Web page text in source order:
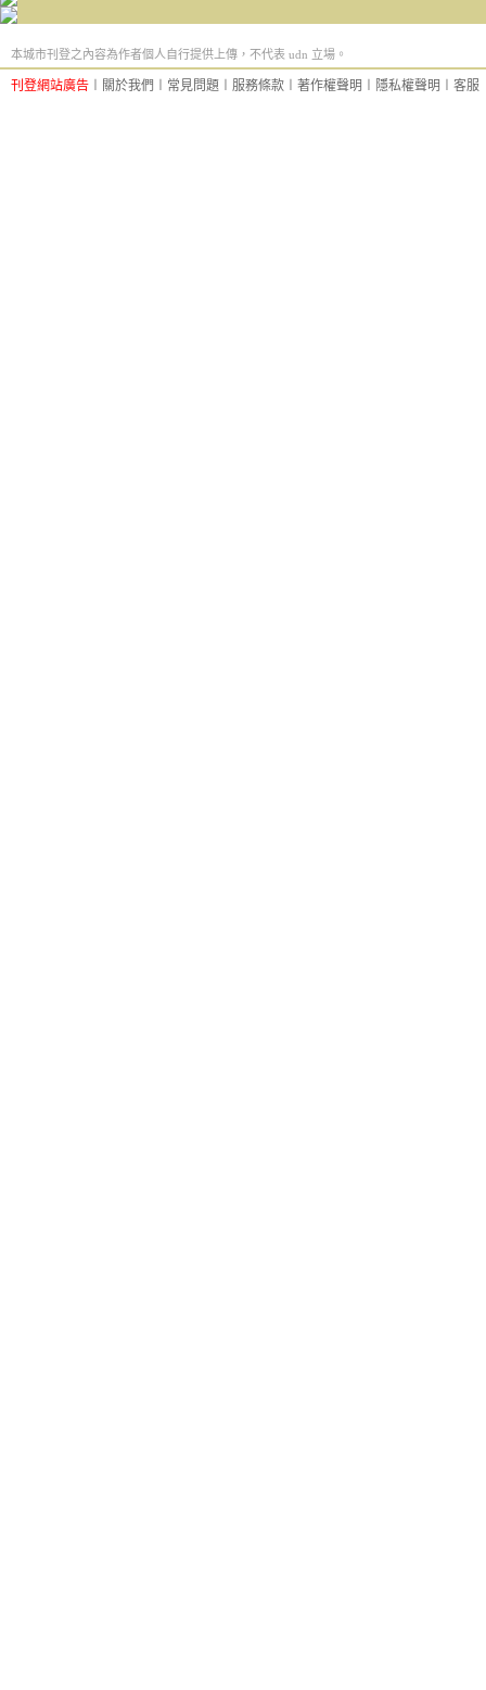
本城市刊登之內容為作者個人自行提供上傳，不代表 udn 立場。
刊登網站廣告 關於我們 常見問題 服務條款 著作權聲明 隱私權聲明 客服